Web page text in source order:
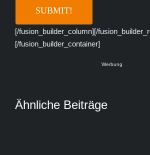
[/fusion_builder_column][/
[/fusion_builder_container]
Werbung
Ähnliche Beiträge